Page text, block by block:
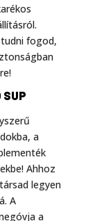
fogod,
SUP
a
Ahhoz
legyen
A
a